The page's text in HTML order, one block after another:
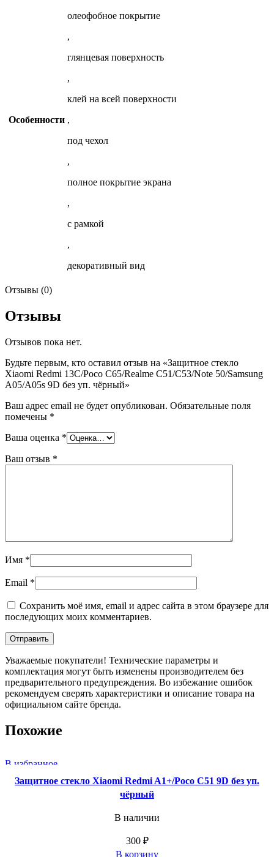
Особенности
олеофобное покрытие
,
глянцевая поверхноcть
,
клей на вcей поверхноcти
,
под чехол
,
полное покрытие экрана
,
c рамкой
,
декоративный вид
Отзывы (0)
Отзывы
Отзывов пока нет.
Будьте первым, кто оставил отзыв на «Защитное стекло
Xiaomi Redmi 13C/Poco C65/Realme C51/C53/Note 50/Samsung
A05/A05s 9D без уп. чёрный»
Ваш адрес email не будет опубликован. Обязательные поля
помечены *
Ваша оценка *
Ваш отзыв *
Имя *
Email *
Сохранить моё имя, email и адрес сайта в этом браузере для
последующих моих комментариев.
Уважаемые покупатели! Технические параметры и
комплектация могут быть изменены производителем без
предварительного предупреждения. Во избежание ошибок
рекомендуем сверять характеристики и описание товара на
официальном сайте бренда.
Похожие
В избранное
Защитное стекло Xiaomi Redmi A1+/Poco C51 9D без уп.
чёрный
В наличии
300 ₽
В корзину